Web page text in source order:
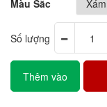
Màu Sắc
Số lượng
Thêm vào